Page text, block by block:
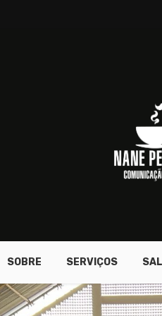
SOBRE SERVIÇOS